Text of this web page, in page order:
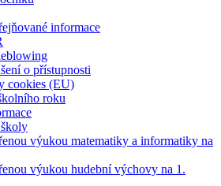
informace
o přístupnosti
cookies (EU)
roku
výukou matematiky a informatiky na
výukou hudební výchovy na 1.